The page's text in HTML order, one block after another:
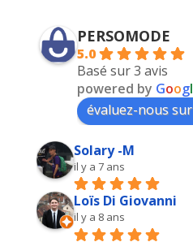
PERSOMODE
5.0
Basé sur 3 avis
powered by Googl
évaluez-nous sur
Solary -M
il y a 7 ans
Loïs Di Giovanni
il y a 8 ans